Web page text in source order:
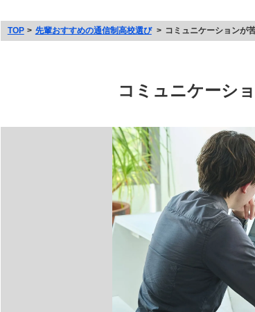
TOP 先輩おすすめの通信制高校選び コミュニケーションが
コミュニケーシ